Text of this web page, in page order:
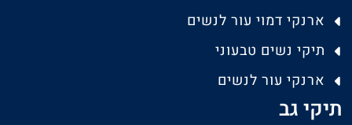
ארנקי דמוי עור לנשים
תיקי נשים טבעוני
ארנקי עור לנשים
תיקי גב